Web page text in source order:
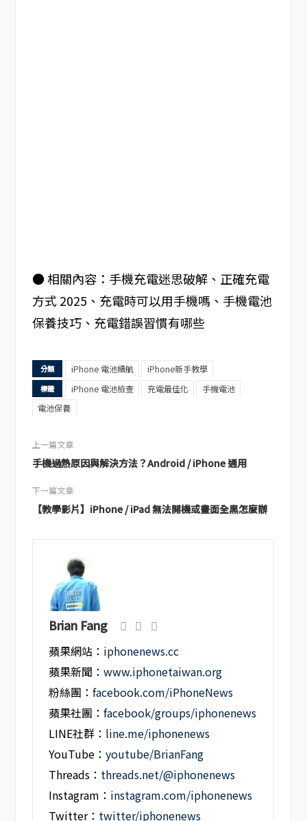
● 相關內容：手機充電迷思破解、正確充電
方式 2025、充電時可以用手機嗎、手機電池
保養技巧、充電錯誤習慣有哪些
分類 iPhone 電池續航 iPhone新手教學
標籤 iPhone 電池檢查 充電最佳化
手機電池
電池保養
上一篇文章
手機過熱原因與解決方法？Android / iPhone 通用
下一篇文章
【教學影片】iPhone / iPad 無法開機或畫面全黑怎麼辦
Brian Fang
蘋果網站： iphonenews.cc
蘋果新聞：www.iphonetaiwan.org
粉絲團：facebook.com/iPhoneNews
蘋果社團：facebook/groups/iphonenews
LINE社群： line.me/iphonenews
YouTube：youtube/BrianFang
Threads： threads.net/@iphonenews
Instagram： instagram.com/iphonenews
Twitter： twitter/iphonenews